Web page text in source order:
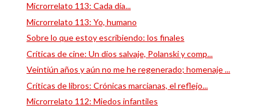
Microrrelato 113: Cada día...
Microrrelato 113: Yo, humano
Sobre lo que estoy escribiendo: los finales
Críticas de cine: Un dios salvaje, Polanski y comp...
Veintiún años y aún no me he regenerado; homenaje ...
Críticas de libros: Crónicas marcianas, el reflejo...
Microrrelato 112: Miedos infantiles